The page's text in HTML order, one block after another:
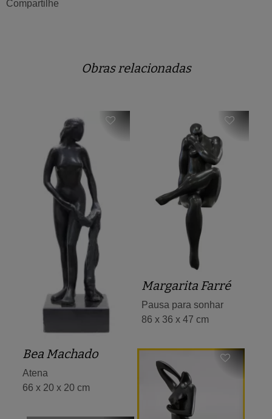
Compartilhe
Obras relacionadas
Bea Machado
Atena
66 x 20 x 20 cm
Margarita Farré
Pausa para sonhar
86 x 36 x 47 cm